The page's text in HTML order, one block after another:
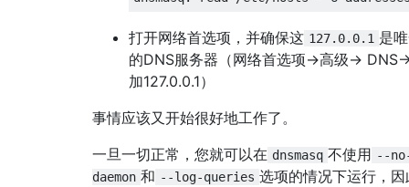
打开网络首选项，并确保这 127.0.0.1 是
的DNS服务器（网络首选项->高级-> DNS-
加127.0.0.1）
事情应该又开始很好地工作了。
一旦一切正常，您就可以在 dnsmasq 不使用 --
daemon 和 --log-queries 选项的情况下运行，因